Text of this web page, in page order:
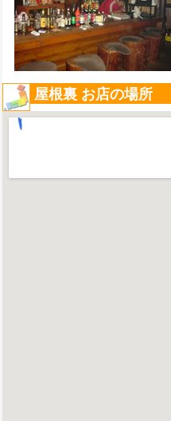
屋根裏 お店の場所